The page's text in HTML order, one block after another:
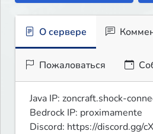
О сервере
Пожаловаться
Java IP: zoncraft.shock-
Bedrock IP: proximamente
Discord: https://discord.gg/